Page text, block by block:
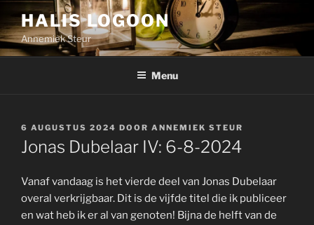
naar
de
inhoud
HALIS LOGOON
Annemiek Steur
Menu
GEPLAATST
OP
6 AUGUSTUS 2024 DOOR ANNEMIEK STEUR
Jonas Dubelaar IV: 6-8-2024
Vanaf vandaag is het vierde deel van Jonas Dubelaar
overal verkrijgbaar. Dit is de vijfde titel die ik publiceer
en wat heb ik er al van genoten! Bijna de helft van de